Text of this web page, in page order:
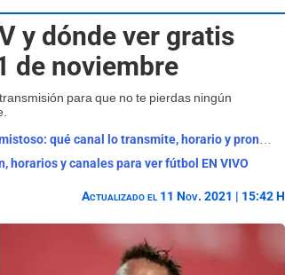
y dónde ver gratis
de noviembre
para que no te pierdas ningún
Real Madrid vs Ferencváros EN VIVO por partido amistoso: qué canal lo transmite, horario y pronóstico
horarios y canales para ver fútbol EN VIVO
Actualizado el 11 Nov. 2021 | 15:42 H